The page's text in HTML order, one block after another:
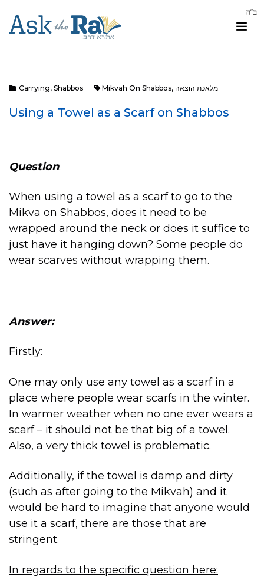
Carrying, Shabbos Mikvah On Shabbos, מלאכת הוצאה
Using a Towel as a Scarf on Shabbos
Question:
When using a towel as a scarf to go to the
Mikva on Shabbos, does it need to be
wrapped around the neck or does it suffice to
just have it hanging down? Some people do
wear scarves without wrapping them.
Answer:
Firstly:
One may only use any towel as a scarf in a
place where people wear scarfs in the winter.
In warmer weather when no one ever wears a
scarf – it should not be that big of a towel.
Also, a very thick towel is problematic.
Additionally, if the towel is damp and dirty
(such as after going to the Mikvah) and it
would be hard to imagine that anyone would
use it a scarf, there are those that are
stringent.
In regards to the specific question here: